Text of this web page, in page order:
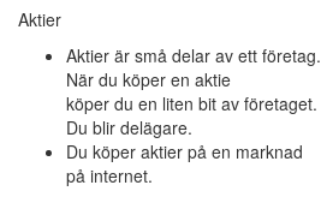
Aktier
Aktier är små delar av ett företag.
När du köper en aktie
köper du en liten bit av företaget.
Du blir delägare.
Du köper aktier på en marknad
på internet.